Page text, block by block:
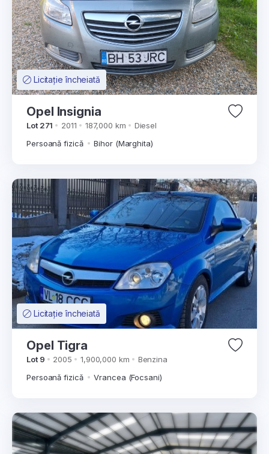
Licitație încheiată
Opel Insignia
Lot 271 2011 187,000 km
Diesel
Persoană fizică
Bihor (Marghita)
Licitație încheiată
Opel Tigra
Lot 9 2005 1,900,000 km
Benzina
Persoană fizică
Vrancea (Focsani)